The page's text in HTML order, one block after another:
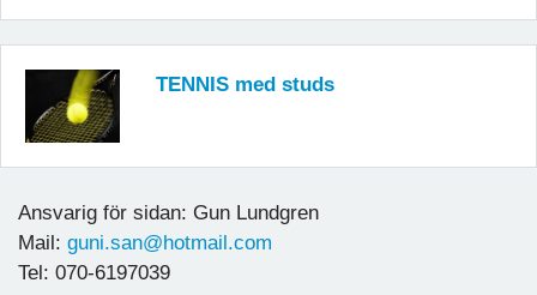
TENNIS med studs
Ansvarig för sidan: Gun Lundgren
Mail: guni.san@hotmail.com
Tel: 070-6197039